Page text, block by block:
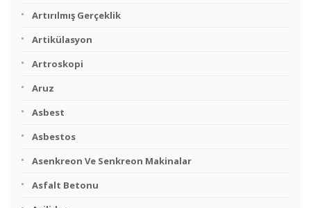
Artırılmış Gerçeklik
Artikülasyon
Artroskopi
Aruz
Asbest
Asbestos
Asenkreon Ve Senkreon Makinalar
Asfalt Betonu